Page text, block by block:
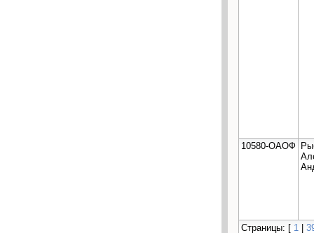
10580-ОАОФ
Страницы: [ 1 |